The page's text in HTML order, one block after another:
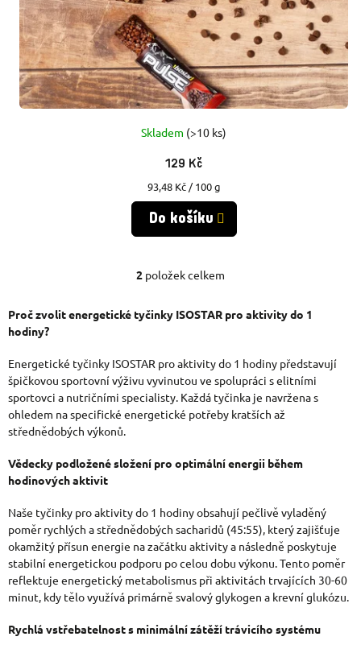
Skladem (>10 ks)
129 Kč
Měrná
cena:
93,48 Kč / 100 g
Do košíku
O
V
Á
D
A
Í
R
V
K
Y
V
2 položek celkem
Proč zvolit energetické tyčinky ISOSTAR pro aktivity do 1
hodiny?
Energetické tyčinky ISOSTAR pro aktivity do 1 hodiny představují
špičkovou sportovní výživu vyvinutou ve spolupráci s elitními
sportovci a nutričními specialisty. Každá tyčinka je navržena s
ohledem na specifické energetické potřeby kratších až
střednědobých výkonů.
Vědecky podložené složení pro optimální energii během
hodinových aktivit
Naše tyčinky pro aktivity do 1 hodiny obsahují pečlivě vyladěný
poměr rychlých a střednědobých sacharidů (45:55), který zajišťuje
okamžitý přísun energie na začátku aktivity a následně poskytuje
stabilní energetickou podporu po celou dobu výkonu. Tento poměr
reflektuje energetický metabolismus při aktivitách trvajících 30-60
minut, kdy tělo využívá primárně svalový glykogen a krevní glukózu.
Rychlá vstřebatelnost s minimální zátěží trávicího systému